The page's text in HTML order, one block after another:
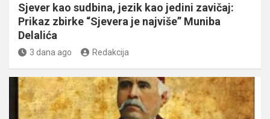
Sjever kao sudbina, jezik kao jedini zavičaj:
Prikaz zbirke “Sjevera je najviše” Muniba
Delalića
3 dana ago Redakcija